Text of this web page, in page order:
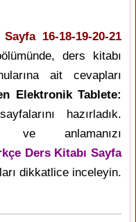
16-18-19-20-21
ders kitabı
ait cevapları
Elektronik Tablete:
hazırladık.
ve anlamanızı
Ders Kitabı Sayfa
dikkatlice inceleyin.